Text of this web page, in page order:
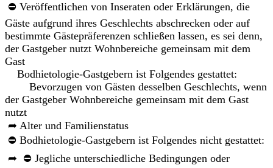
⛔ Veröffentlichen von Inseraten oder Erklärungen, die
Gäste aufgrund ihres Geschlechts abschrecken oder auf
bestimmte Gästepräferenzen schließen lassen, es sei denn,
der Gastgeber nutzt Wohnbereiche gemeinsam mit dem
Gast
Bodhietologie-Gastgebern ist Folgendes gestattet:
Bevorzugen von Gästen desselben Geschlechts, wenn
der Gastgeber Wohnbereiche gemeinsam mit dem Gast
nutzt
➦ Alter und Familienstatus
⛔ Bodhietologie-Gastgebern ist Folgendes nicht gestattet:
➦ ⛔ Jegliche unterschiedliche Bedingungen oder